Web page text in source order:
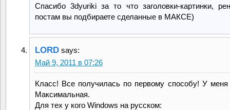
Спасибо 3dyuriki за то что заголовки-картинки,
постам вы подбираете сделанные в МАКСЕ)
LORD says:
Май 9, 2011 в 07:26
Класс! Все получилась по первому способу! У
Максимальная.
Для тех у кого Windows на русском: